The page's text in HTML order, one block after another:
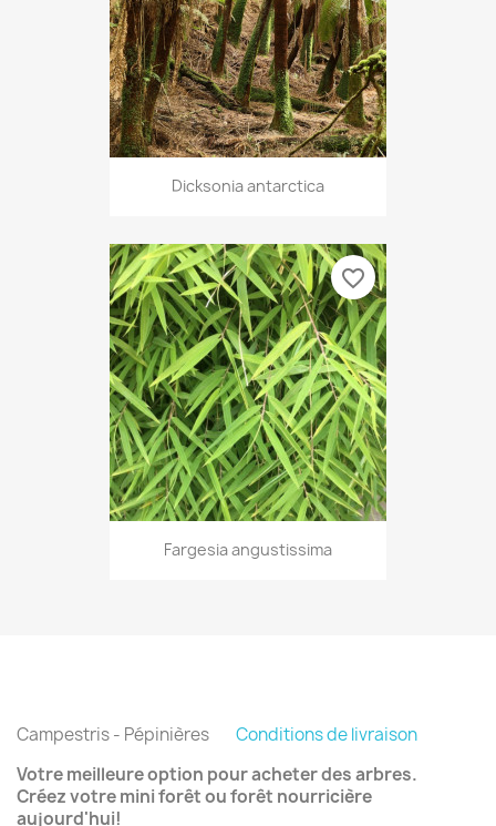
Dicksonia antarctica
Fargesia angustissima
favorite_border
Campestris - Pépinières Conditions de livraison
Votre meilleure option pour acheter des arbres.
Créez votre mini forêt ou forêt nourricière
aujourd'hui!